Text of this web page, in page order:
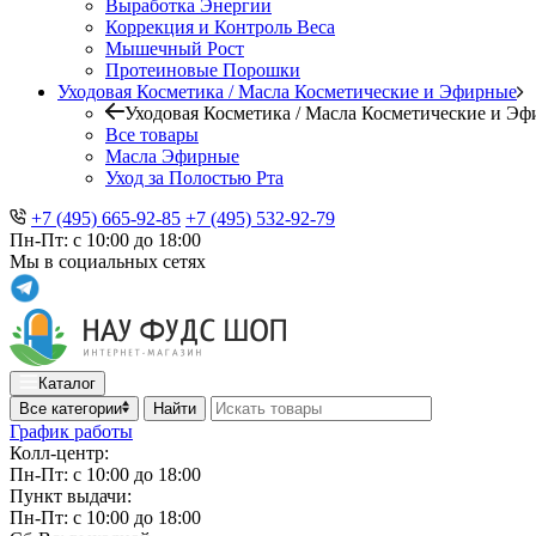
Выработка Энергии
Коррекция и Контроль Веса
Мышечный Рост
Протеиновые Порошки
Уходовая Косметика / Масла Косметические и Эфирные
Уходовая Косметика / Масла Косметические и
Все товары
Масла Эфирные
Уход за Полостью Рта
+7 (495) 665-92-85 +7 (495) 532-92-79
Пн-Пт: с 10:00 до 18:00
Мы в социальных сетях
Каталог
Все категории
Найти
График работы
Колл-центр:
Пн-Пт: с 10:00 до 18:00
Пункт выдачи:
Пн-Пт: с 10:00 до 18:00